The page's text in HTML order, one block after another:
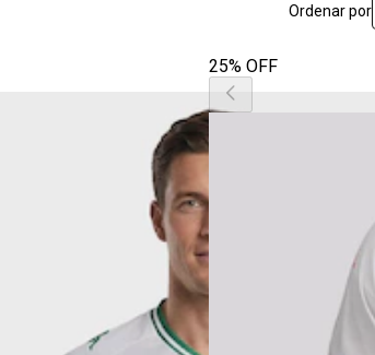
Ordenar por
25% OFF